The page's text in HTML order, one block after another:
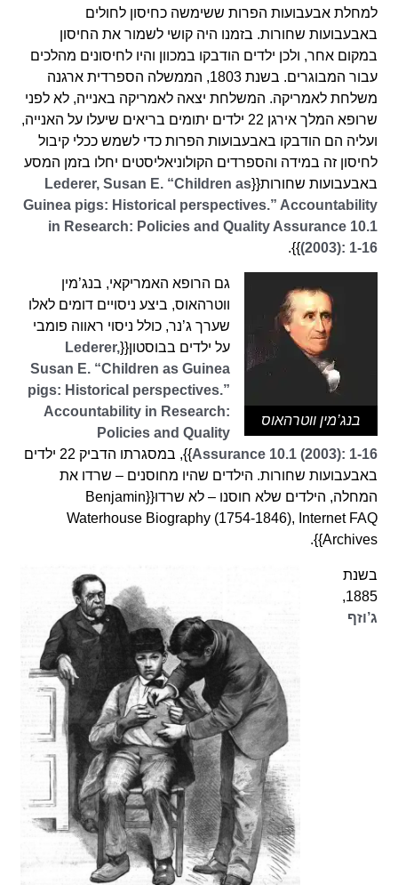
למחלת אבעבועות הפרות ששימשה כחיסון לחולים
באבעבועות שחורות. בזמנו היה קושי לשמור את החיסון
במקום אחר, ולכן ילדים הודבקו במכוון והיו לחיסונים מהלכים
עבור המבוגרים. בשנת 1803, הממשלה הספרדית ארגנה
משלחת לאמריקה. המשלחת יצאה לאמריקה באנייה, לא לפני
שרופא המלך אירגן 22 ילדים יתומים בריאים שיעלו על האנייה,
ועליה הם הודבקו באבעבועות הפרות כדי לשמש ככלי קיבול
לחיסון זה במידה והספרדים הקולוניאליסטים יחלו בזמן המסע
באבעבועות שחורות{{Lederer, Susan E. “Children as
Guinea pigs: Historical perspectives.” Accountability
in Research: Policies and Quality Assurance 10.1
(2003): 1-16
}}.
בנג’מין ווטרהאוס
גם הרופא האמריקאי, בנג’מין
ווטרהאוס, ביצע ניסויים דומים לאלו
שערך ג’נר, כולל ניסוי ראווה פומבי
על ילדים בבוסטון{{Lederer,
Susan E. “Children as Guinea
pigs: Historical perspectives.”
Accountability in Research:
Policies and Quality
Assurance 10.1 (2003): 1-16
}}, במסגרתו הדביק 22 ילדים
באבעבועות שחורות. הילדים שהיו מחוסנים – שרדו את
המחלה, הילדים שלא חוסנו – לא שרדו{{Benjamin
Waterhouse Biography (1754-1846), Internet FAQ
Archives}}.
בשנת
1885,
ג’וזף